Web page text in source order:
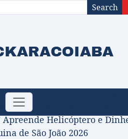
Search
Toggle
navigation
de falecimento: 31/07/2026
Projeto de Jilmar Tatto
Apreende Helicóptero e
de São João 2026